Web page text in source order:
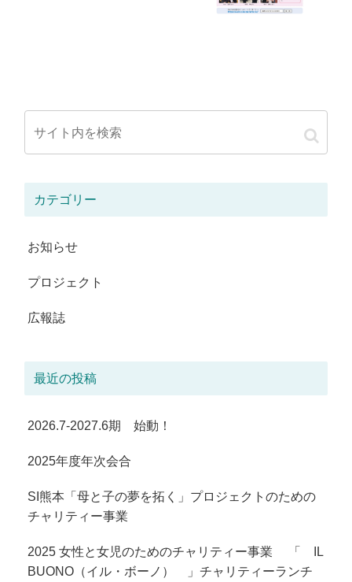
カテゴリー
お知らせ
プロジェクト
広報誌
最近の投稿
2026.7-2027.6期 始動！
2025年度年次会合
SI熊本「母と子の夢を拓く」プロジェクトのための
チャリティー事業
2025 女性と女児のためのチャリティー事業 「 IL
BUONO（イル・ボーノ） 」チャリティーランチ